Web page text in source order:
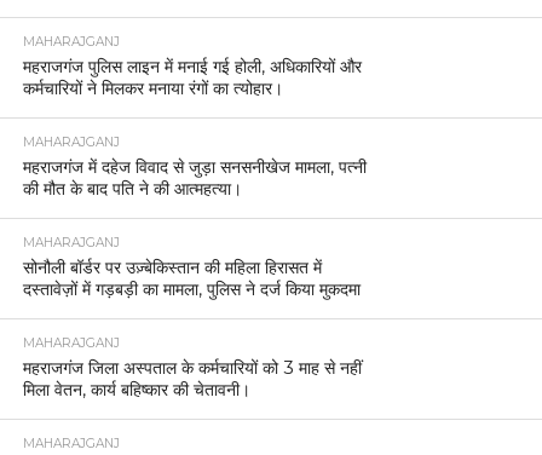
MAHARAJGANJ
महराजगंज पुलिस लाइन में मनाई गई होली, अधिकारियों और
कर्मचारियों ने मिलकर मनाया रंगों का त्योहार।
MAHARAJGANJ
महराजगंज में दहेज विवाद से जुड़ा सनसनीखेज मामला, पत्नी
की मौत के बाद पति ने की आत्महत्या।
MAHARAJGANJ
सोनौली बॉर्डर पर उज़्बेकिस्तान की महिला हिरासत में
दस्तावेज़ों में गड़बड़ी का मामला, पुलिस ने दर्ज किया मुकदमा
MAHARAJGANJ
महराजगंज जिला अस्पताल के कर्मचारियों को 3 माह से नहीं
मिला वेतन, कार्य बहिष्कार की चेतावनी।
MAHARAJGANJ